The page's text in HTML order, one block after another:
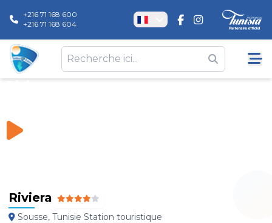
+216 71 168 600
+216 71 168 604
Riviera
Sousse, Tunisie Station touristique